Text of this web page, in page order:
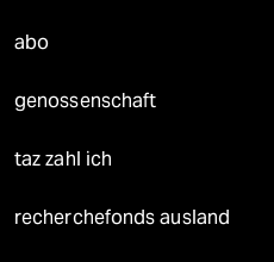
abo
genossenschaft
taz zahl ich
recherchefonds ausland